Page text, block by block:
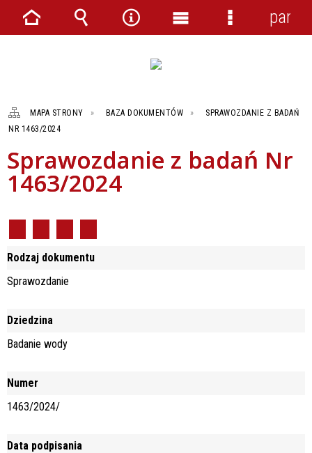
MAPA STRONY BAZA DOKUMENTÓW
SPRAWOZDANIE Z BADAŃ
NR 1463/2024
Sprawozdanie z badań Nr
1463/2024
Rodzaj dokumentu
Sprawozdanie
Dziedzina
Badanie wody
Numer
1463/2024/
Data podpisania
Strona Wyszukiwarka
NarzędziaMenu
Menu
panel